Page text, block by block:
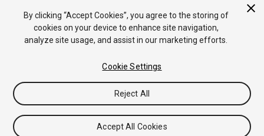
论坛 Asset Store
Your Privacy Choices (Cookie Settings)
By clicking “Accept Cookies”, you agree to the storing of
cookies on your device to enhance site navigation,
analyze site usage, and assist in our marketing efforts.
Cookie Settings
Reject All
Accept All Cookies